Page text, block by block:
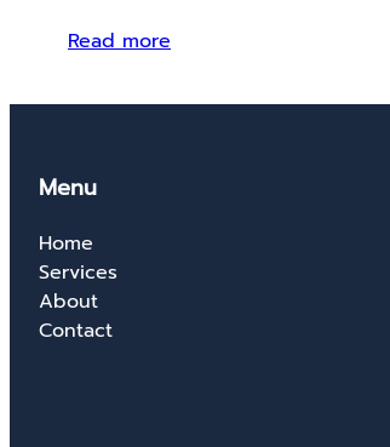
Read more
Menu
Home
Services
About
Contact